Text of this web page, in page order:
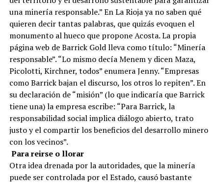
una minería responsable.” En La Rioja ya no saben qué
quieren decir tantas palabras, que quizás evoquen el
monumento al hueco que propone Acosta. La propia
página web de Barrick Gold lleva como título: “Minería
responsable”. “Lo mismo decía Menem y dicen Maza,
Picolotti, Kirchner, todos” enumera Jenny. “Empresas
como Barrick bajan el discurso, los otros lo repiten”. En
su declaración de “misión” (lo que indicaría que Barrick
tiene una) la empresa escribe: “Para Barrick, la
responsabilidad social implica diálogo abierto, trato
justo y el compartir los beneficios del desarrollo minero
con los vecinos”.
Para reirse o llorar
Otra idea drenada por la autoridades, que la minería
puede ser controlada por el Estado, causó bastante